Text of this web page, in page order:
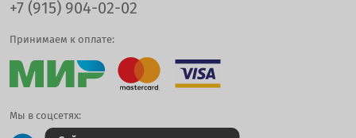
+7 (915) 904-02-02
Принимаем к оплате:
Мы в соцсетях: